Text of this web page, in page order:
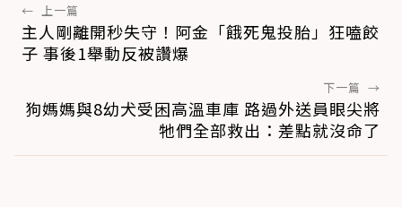
← 上一篇
主人剛離開秒失守！阿金「餓死鬼投胎」狂嗑餃
子 事後1舉動反被讚爆
下一篇 →
狗媽媽與8幼犬受困高溫車庫 路過外送員眼尖將
牠們全部救出：差點就沒命了